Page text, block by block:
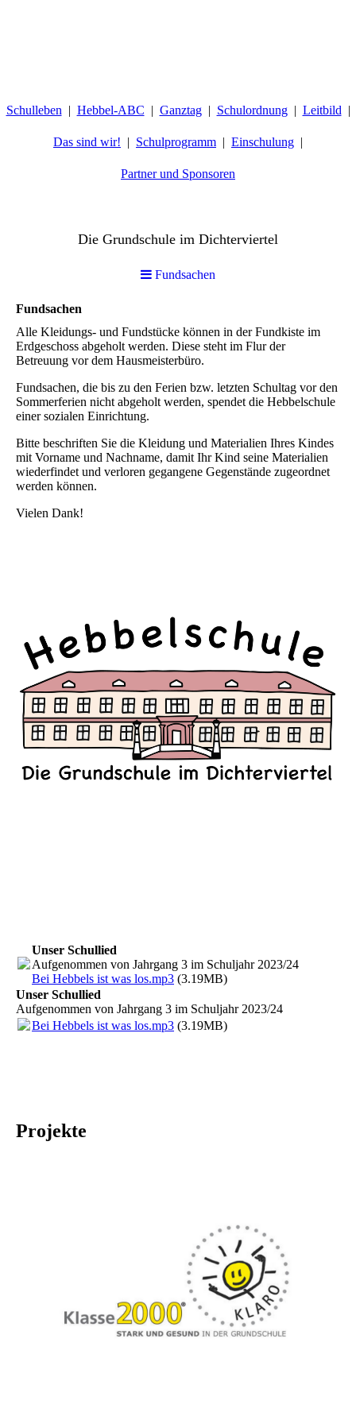
Schulleben Hebbel-ABC Ganztag Schulordnung Leitbild
Das sind wir! Schulprogramm Einschulung
Partner und Sponsoren
Die Grundschule im Dichterviertel
Fundsachen
Fundsachen
Alle Kleidungs- und Fundstücke können in der Fundkiste im
Erdgeschoss abgeholt werden. Diese steht im Flur der
Betreuung vor dem Hausmeisterbüro.
Fundsachen, die bis zu den Ferien bzw. letzten Schultag vor den
Sommerferien nicht abgeholt werden, spendet die Hebbelschule
einer sozialen Einrichtung.
Bitte beschriften Sie die Kleidung und Materialien Ihres Kindes
mit Vorname und Nachname, damit Ihr Kind seine Materialien
wiederfindet und verloren gegangene Gegenstände zugeordnet
werden können.
Vielen Dank!
Unser Schullied
Aufgenommen von Jahrgang 3 im Schuljahr 2023/24
Bei Hebbels ist was los.mp3 (3.19MB)
Unser Schullied
Aufgenommen von Jahrgang 3 im Schuljahr 2023/24
Bei Hebbels ist was los.mp3 (3.19MB)
Projekte